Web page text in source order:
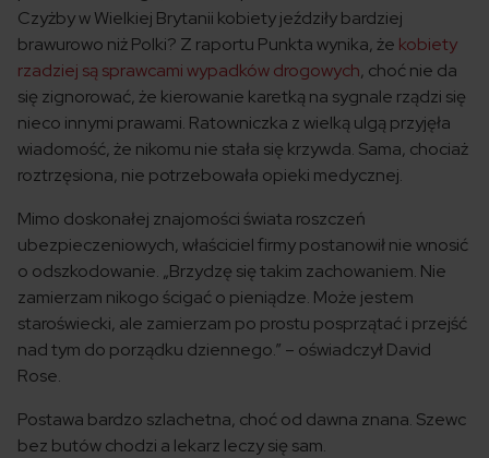
Czyżby w Wielkiej Brytanii kobiety jeździły bardziej
brawurowo niż Polki? Z raportu Punkta wynika, że kobiety
rzadziej są sprawcami wypadków drogowych, choć nie da
się zignorować, że kierowanie karetką na sygnale rządzi się
nieco innymi prawami. Ratowniczka z wielką ulgą przyjęła
wiadomość, że nikomu nie stała się krzywda. Sama, chociaż
roztrzęsiona, nie potrzebowała opieki medycznej.
Mimo doskonałej znajomości świata roszczeń
ubezpieczeniowych, właściciel firmy postanowił nie wnosić
o odszkodowanie. „Brzydzę się takim zachowaniem. Nie
zamierzam nikogo ścigać o pieniądze. Może jestem
staroświecki, ale zamierzam po prostu posprzątać i przejść
nad tym do porządku dziennego.” – oświadczył David
Rose.
Postawa bardzo szlachetna, choć od dawna znana. Szewc
bez butów chodzi a lekarz leczy się sam.